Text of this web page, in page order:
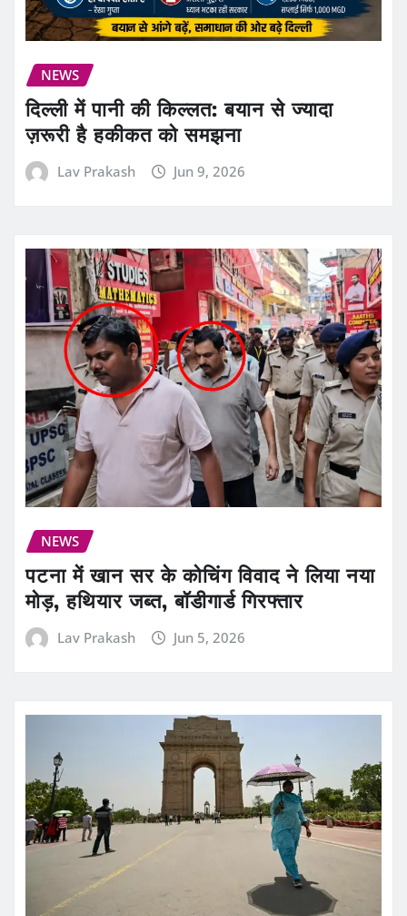
NEWS
दिल्ली में पानी की किल्लत: बयान से ज्यादा
ज़रूरी है हकीकत को समझना
Lav Prakash Jun 9, 2026
NEWS
पटना में खान सर के कोचिंग विवाद ने लिया नया
मोड़, हथियार जब्त, बॉडीगार्ड गिरफ्तार
Lav Prakash Jun 5, 2026